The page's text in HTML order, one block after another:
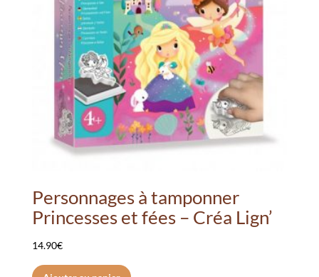
Personnages à tamponner
Princesses et fées – Créa Lign’
14.90€